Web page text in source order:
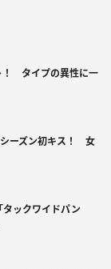
！ タイプの異性に一
シーズン初キス！ 女
ックワイドパン